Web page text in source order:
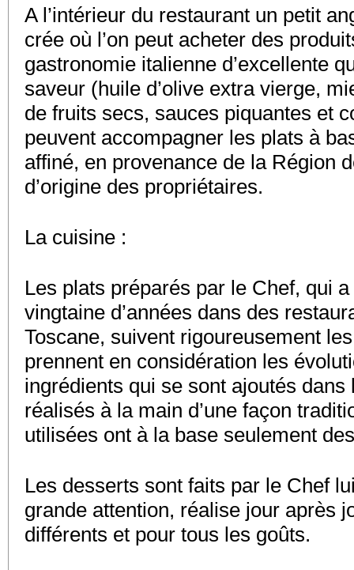
A l’intérieur du restaurant un petit
crée où l’on peut acheter des
gastronomie italienne d’excellente
saveur (huile d’olive extra vierge,
de fruits secs, sauces piquantes et
peuvent accompagner les plats à
affiné, en provenance de la Région
d’origine des propriétaires.
La cuisine :
Les plats préparés par le Chef, qui
vingtaine d’années dans des
Toscane, suivent rigoureusement
prennent en considération les
ingrédients qui se sont ajoutés
réalisés à la main d’une façon
utilisées ont à la base seulement
Les desserts sont faits par le Chef
grande attention, réalise jour après
différents et pour tous les goûts.